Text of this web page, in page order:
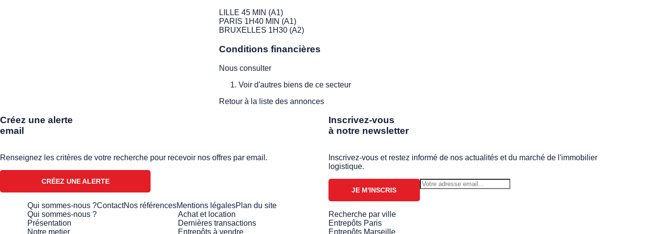
LILLE 45 MIN (A1)
PARIS 1H40 MIN (A1)
BRUXELLES 1H30 (A2)
Conditions financières
Nous consulter
Voir d'autres biens de ce secteur
Retour à la liste des annonces
Créez une alerte
email
Renseignez les critères de votre recherche pour recevoir nos offres par email.
CRÉEZ UNE ALERTE
Inscrivez-vous
à notre newsletter
Inscrivez-vous et restez informé de nos actualités et du marché de l'immobilier
logistique.
JE M'INSCRIS
Qui sommes-nous ?ContactNos référencesMentions légalesPlan du site
Qui sommes-nous ?
Présentation
Notre metier
Achat et location
Dernières transactions
Entrepôts à vendre
Recherche par ville
Entrepôts Paris
Entrepôts Marseille